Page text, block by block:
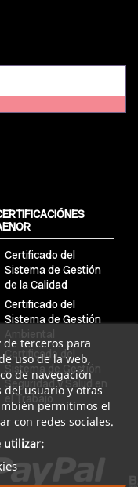
de terceros para
uso de la web,
de navegación
del usuario y otras
permitimos el
con redes sociales.
utilizar:
Certificado del
Sistema de Gestión
de la Calidad
Certificado del
Sistema de Gestión
Ambiental
Certificado del
Sistema de Gestión
Seguridad y Salud en
el Trabajo